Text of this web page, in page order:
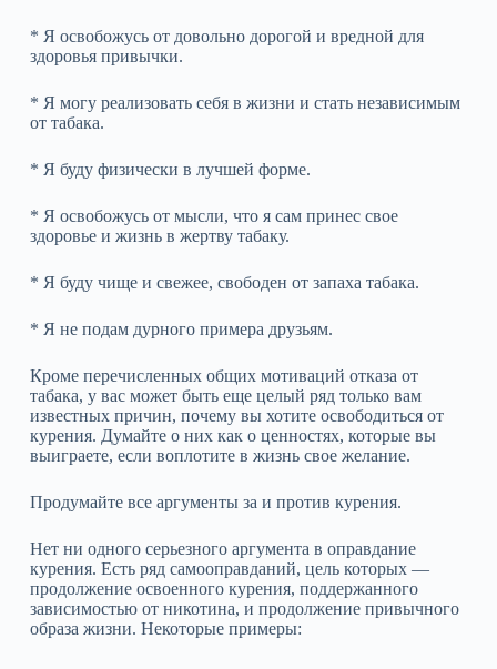
* Я освобожусь от довольно дорогой и вредной для
здоровья привычки.
* Я могу реализовать себя в жизни и стать независимым
от табака.
* Я буду физически в лучшей форме.
* Я освобожусь от мысли, что я сам принес свое
здоровье и жизнь в жертву табаку.
* Я буду чище и свежее, свободен от запаха табака.
* Я не подам дурного примера друзьям.
Кроме перечисленных общих мотиваций отказа от
табака, у вас может быть еще целый ряд только вам
известных причин, почему вы хотите освободиться от
курения. Думайте о них как о ценностях, которые вы
выиграете, если воплотите в жизнь свое желание.
Продумайте все аргументы за и против курения.
Нет ни одного серьезного аргумента в оправдание
курения. Есть ряд самооправданий, цель которых —
продолжение освоенного курения, поддержанного
зависимостью от никотина, и продолжение привычного
образа жизни. Некоторые примеры: